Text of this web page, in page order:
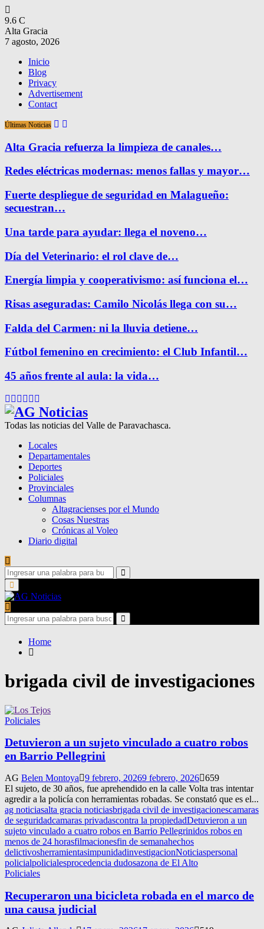
9.6 C
Alta Gracia
7 agosto, 2026
Inicio
Blog
Privacy
Advertisement
Contact
Últimas Noticias
Alta Gracia refuerza la limpieza de canales…
Redes eléctricas modernas: menos fallas y mayor…
Fuerte despliegue de seguridad en Malagueño:
secuestran…
Una tarde para ayudar: llega el noveno…
Día del Veterinario: el rol clave de…
Energía limpia y cooperativismo: así funciona el…
Risas aseguradas: Camilo Nicolás llega con su…
Falda del Carmen: ni la lluvia detiene…
Fútbol femenino en crecimiento: el Club Infantil…
45 años frente al aula: la vida…
Facebook
Twitter
Instagram
Pinterest
Google
Todas las noticias del Valle de Paravachasca.
Locales
Departamentales
Deportes
Policiales
Provinciales
Columnas
Altagracienses por el Mundo
Cosas Nuestras
Crónicas al Voleo
Diario digital
Search
for:
Search
Primary
Menu
Search
for:
Search
Home
brigada civil de investigaciones
Policiales
Detuvieron a un sujeto vinculado a cuatro robos
en Barrio Pellegrini
AG Belen Montoya 9 febrero, 20269 febrero, 2026 659
El sujeto, de 30 años, fue aprehendido en la calle Volta tras intentar
agredir a la policía con herramientas robadas. Se constató que es el...
ag noticiasalta gracia noticiasbrigada civil de investigacionescamaras
de seguridadcamaras privadascontra la propiedadDetuvieron a un
sujeto vinculado a cuatro robos en Barrio Pellegrinidos robos en
menos de 24 horasfilmacionesfin de semanahechos
delictivosherramientasimpunidadinvestigacionNoticiaspersonal
policialpolicialesprocedencia dudosazona de El Alto
Policiales
Recuperaron una bicicleta robada en el marco de
una causa judicial